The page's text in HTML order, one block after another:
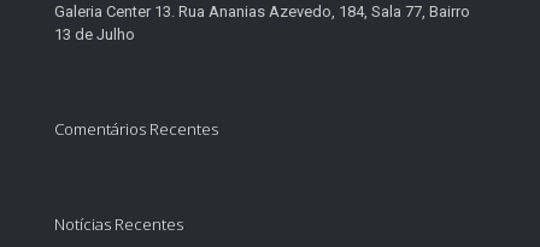
Galeria Center 13. Rua Ananias Azevedo, 184, Sala 77, Bairro
13 de Julho
Comentários Recentes
Notícias Recentes